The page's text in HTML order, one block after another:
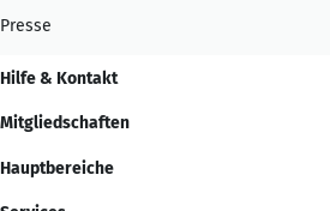
Presse
Hilfe & Kontakt
Mitgliedschaften
Hauptbereiche